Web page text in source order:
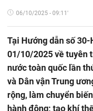
06/10/2025 - 09:11'
Tại Hướng dẫn số 30-
01/10/2025 về tuyên
nước toàn quốc lần
và Dân vận Trung
rộng, làm chuyển
hành động; tạo khí